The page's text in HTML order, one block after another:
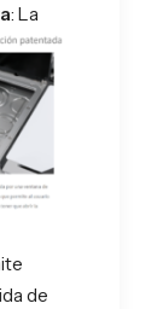
: La
de